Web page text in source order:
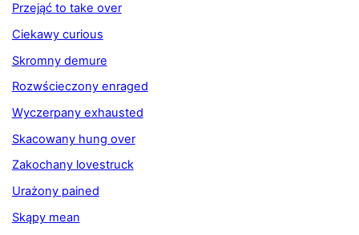
Przejąć to take over
Ciekawy curious
Skromny demure
Rozwścieczony enraged
Wyczerpany exhausted
Skacowany hung over
Zakochany lovestruck
Urażony pained
Skąpy mean